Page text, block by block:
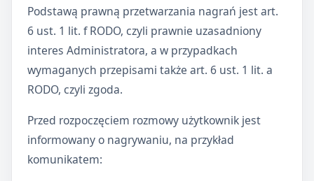
Podstawą prawną przetwarzania nagrań jest art.
6 ust. 1 lit. f RODO, czyli prawnie uzasadniony
interes Administratora, a w przypadkach
wymaganych przepisami także art. 6 ust. 1 lit. a
RODO, czyli zgoda.
Przed rozpoczęciem rozmowy użytkownik jest
informowany o nagrywaniu, na przykład
komunikatem: